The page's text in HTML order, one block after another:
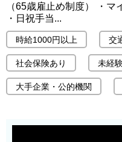
（65歳雇止め制度） ・
・日祝手当...
時給1000円以上 交
社会保険あり 未経
大手企業・公的機関